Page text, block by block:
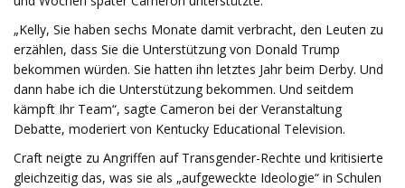
„Kelly, Sie haben sechs Monate damit verbracht, den Leuten zu
erzählen, dass Sie die Unterstützung von Donald Trump
bekommen würden. Sie hatten ihn letztes Jahr beim Derby. Und
dann habe ich die Unterstützung bekommen. Und seitdem
kämpft Ihr Team“, sagte Cameron bei der Veranstaltung
Debatte, moderiert von Kentucky Educational Television.
Craft neigte zu Angriffen auf Transgender-Rechte und kritisierte
gleichzeitig das, was sie als „aufgeweckte Ideologie“ in Schulen